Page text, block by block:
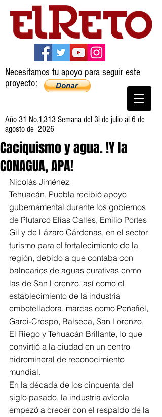
Necesitamos tu apoyo para seguir este
proyecto:
Año 31 No.1,313 Semana del 3i de julio al 6 de
agosto de 2026
Caciquismo y agua. !Y la
CONAGUA, APA!
Nicolás Jiménez
Tehuacán, Puebla recibió apoyo
gubernamental durante los gobiernos
de Plutarco Elías Calles, Emilio Portes
Gil y de Lázaro Cárdenas, en el sector
turismo para el fortalecimiento de la
región, debido a que contaba con
balnearios de aguas curativas como
las de San Lorenzo, así como el
establecimiento de la industria
embotelladora, marcas como Peñafiel,
Garci-Crespo, Balseca, San Lorenzo,
El Riego y Tehuacán Brillante, lo que
convirtió a la ciudad en un centro
hidromineral de reconocimiento
mundial.
En la década de los cincuenta del
siglo pasado, la industria avícola
empezó a crecer con el respaldo de la